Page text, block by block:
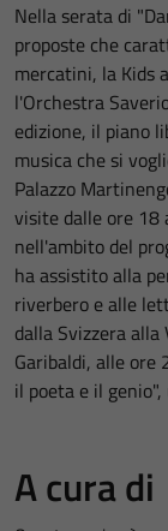
Nella serata di
proposte che
mercatini, la Kids
l'Orchestra
edizione, il piano
musica che si
Palazzo
visite dalle ore 18
nell'ambito del
ha assistito alla
riverbero e alle
dalla Svizzera alla
Garibaldi, alle ore
il poeta e il
A cura di